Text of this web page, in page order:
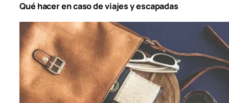
Qué hacer en caso de viajes y escapadas